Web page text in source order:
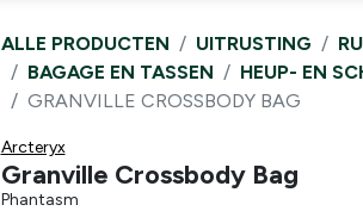
ALLE PRODUCTEN UITRUSTING
BAGAGE EN TASSEN
HEUP- EN
GRANVILLE CROSSBODY BAG
Arcteryx
Granville Crossbody Bag
Phantasm